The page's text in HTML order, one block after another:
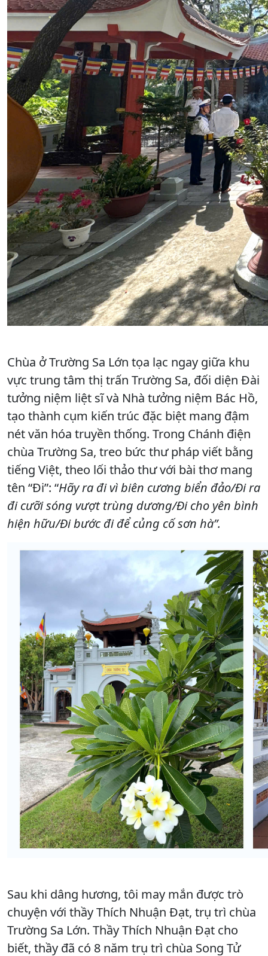
Chùa ở Trường Sa Lớn tọa lạc ngay giữa khu
vực trung tâm thị trấn Trường Sa, đối diện Đài
tưởng niệm liệt sĩ và Nhà tưởng niệm Bác Hồ,
tạo thành cụm kiến trúc đặc biệt mang đậm
nét văn hóa truyền thống. Trong Chánh điện
chùa Trường Sa, treo bức thư pháp viết bằng
tiếng Việt, theo lối thảo thư với bài thơ mang
tên “Đi”: “Hãy ra đi vì biên cương biển đảo/Đi ra
đi cưỡi sóng vượt trùng dương/Đi cho yên bình
hiện hữu/Đi bước đi để củng cố sơn hà”.
Sau khi dâng hương, tôi may mắn được trò
chuyện với thầy Thích Nhuận Đạt, trụ trì chùa
Trường Sa Lớn. Thầy Thích Nhuận Đạt cho
biết, thầy đã có 8 năm trụ trì chùa Song Tử